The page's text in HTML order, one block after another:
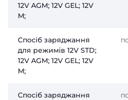
12V AGM; 12V GEL; 12V
М;
Спосіб заряджання
для режимів 12V STD;
12V AGM; 12V GEL; 12V
М;
Спосіб заряджання